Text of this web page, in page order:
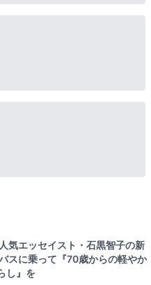
気エッセイスト・石黒智子の新
スに乗って『70歳からの軽やか
し』を